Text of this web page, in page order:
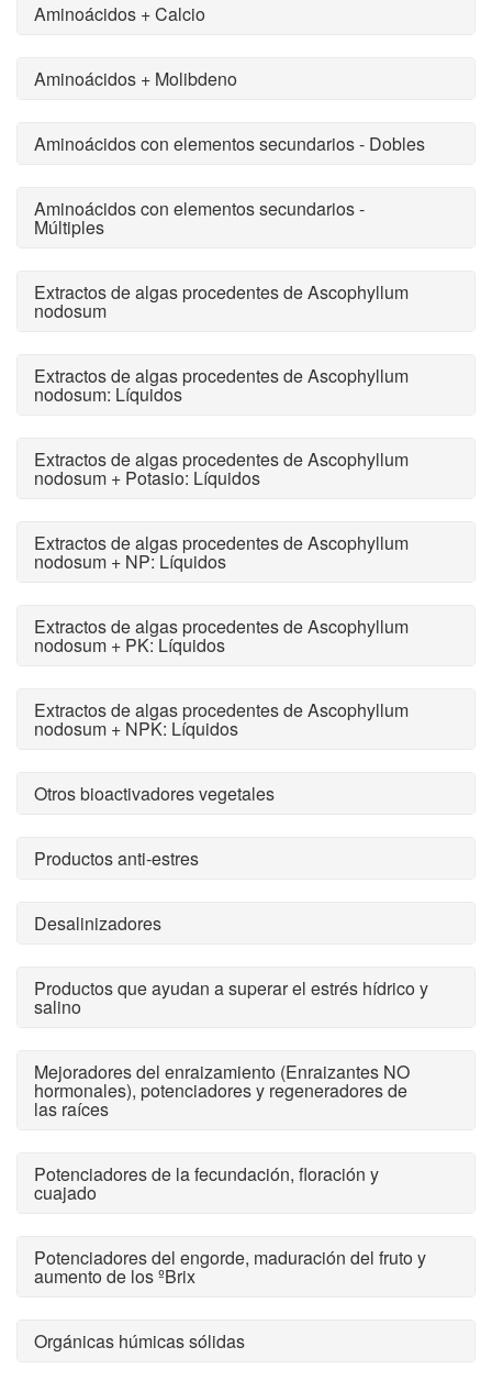
Aminoácidos + Calcio
Aminoácidos + Molibdeno
Aminoácidos con elementos secundarios - Dobles
Aminoácidos con elementos secundarios -
Múltiples
Extractos de algas procedentes de Ascophyllum
nodosum
Extractos de algas procedentes de Ascophyllum
nodosum: Líquidos
Extractos de algas procedentes de Ascophyllum
nodosum + Potasio: Líquidos
Extractos de algas procedentes de Ascophyllum
nodosum + NP: Líquidos
Extractos de algas procedentes de Ascophyllum
nodosum + PK: Líquidos
Extractos de algas procedentes de Ascophyllum
nodosum + NPK: Líquidos
Otros bioactivadores vegetales
Productos anti-estres
Desalinizadores
Productos que ayudan a superar el estrés hídrico y
salino
Mejoradores del enraizamiento (Enraizantes NO
hormonales), potenciadores y regeneradores de
las raíces
Potenciadores de la fecundación, floración y
cuajado
Potenciadores del engorde, maduración del fruto y
aumento de los ºBrix
Orgánicas húmicas sólidas